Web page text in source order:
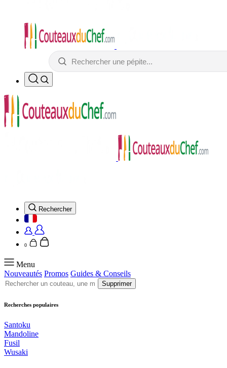
Rechercher
0
Menu
Nouveautés Promos Guides & Conseils
Supprimer
Recherches populaires
Santoku
Mandoline
Fusil
Wusaki